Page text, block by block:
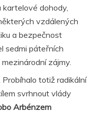
dohody,
vzdálených
a bezpečnost
sedmi páteřních
zájmy.
totiž radikální
svrhnout vlády
Arbénzem